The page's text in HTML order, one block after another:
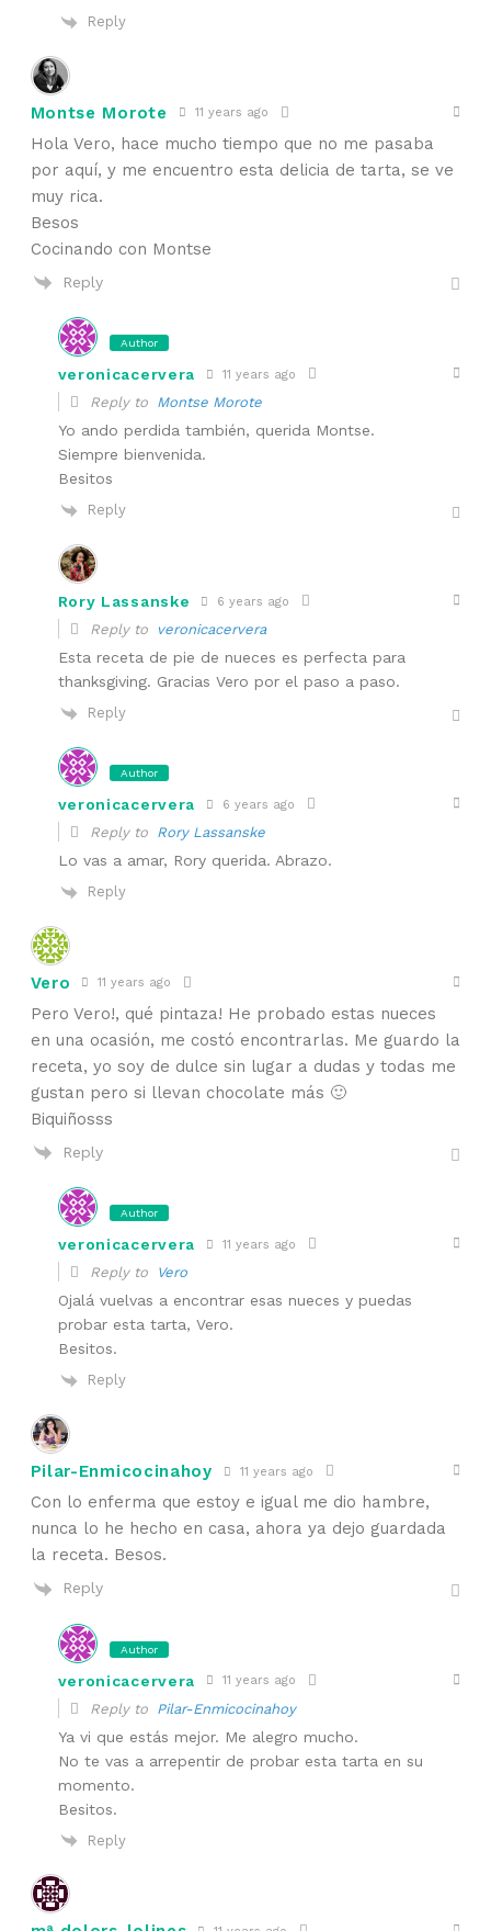
Reply
Montse Morote 11 years ago
Hola Vero, hace mucho tiempo que no me pasaba
por aquí, y me encuentro esta delicia de tarta, se ve
muy rica.
Besos
Cocinando con Montse
Reply
Author
veronicacervera 11 years ago
Reply to Montse Morote
Yo ando perdida también, querida Montse.
Siempre bienvenida.
Besitos
Reply
Rory Lassanske 6 years ago
Reply to veronicacervera
Esta receta de pie de nueces es perfecta para
thanksgiving. Gracias Vero por el paso a paso.
Reply
Author
veronicacervera 6 years ago
Reply to Rory Lassanske
Lo vas a amar, Rory querida. Abrazo.
Reply
Vero 11 years ago
Pero Vero!, qué pintaza! He probado estas nueces
en una ocasión, me costó encontrarlas. Me guardo la
receta, yo soy de dulce sin lugar a dudas y todas me
gustan pero si llevan chocolate más 🙂
Biquiñosss
Reply
Author
veronicacervera 11 years ago
Reply to Vero
Ojalá vuelvas a encontrar esas nueces y puedas
probar esta tarta, Vero.
Besitos.
Reply
Pilar-Enmicocinahoy 11 years ago
Con lo enferma que estoy e igual me dio hambre,
nunca lo he hecho en casa, ahora ya dejo guardada
la receta. Besos.
Reply
Author
veronicacervera 11 years ago
Reply to Pilar-Enmicocinahoy
Ya vi que estás mejor. Me alegro mucho.
No te vas a arrepentir de probar esta tarta en su
momento.
Besitos.
Reply